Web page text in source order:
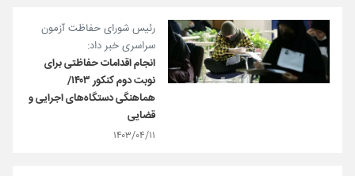
رئیس شورای حفاظت آزمون‌
سراسری خبر داد:
انجام اقدامات حفاظتی برای
نوبت دوم کنکور ۱۴۰۳/
هماهنگی دستگاه‌های اجرایی و
قضایی
۱۴۰۳/۰۴/۱۱